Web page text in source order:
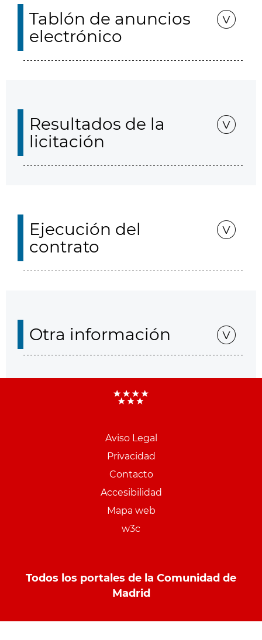
Tablón de anuncios
electrónico
Resultados de la
licitación
Ejecución del
contrato
Otra información
Aviso Legal
Privacidad
Contacto
Accesibilidad
Mapa web
w3c
Todos los portales de la Comunidad de
Madrid